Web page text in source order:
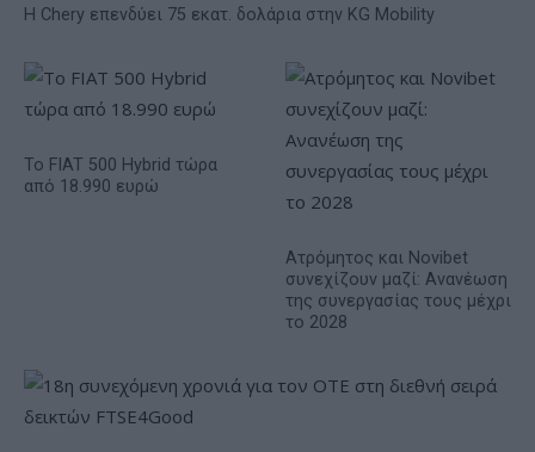
Η Chery επενδύει 75 εκατ. δολάρια στην KG Mobility
Το FIAT 500 Hybrid τώρα
από 18.990 ευρώ
Ατρόμητος και Novibet
συνεχίζουν μαζί: Ανανέωση
της συνεργασίας τους μέχρι
το 2028